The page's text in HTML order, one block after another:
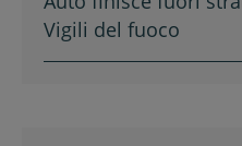
Vigili del fuoco